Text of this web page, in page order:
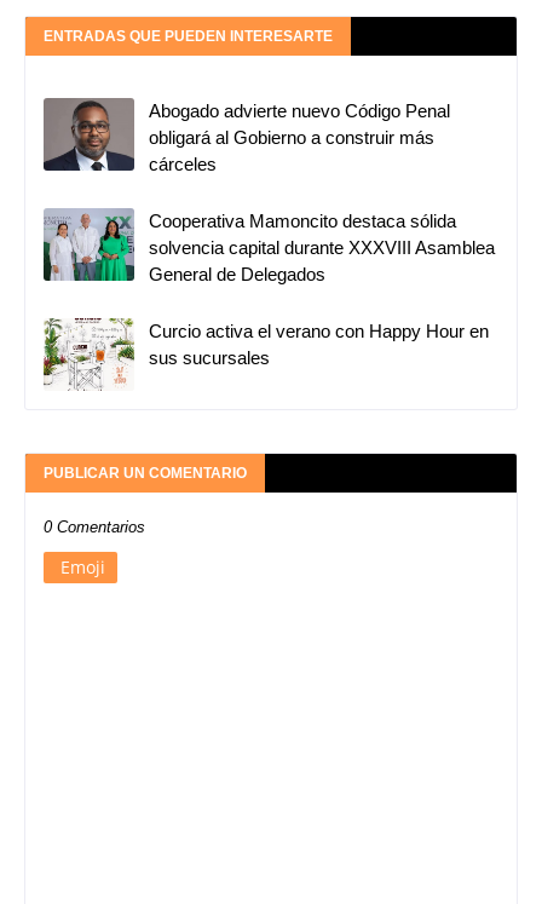
ENTRADAS QUE PUEDEN INTERESARTE
Abogado advierte nuevo Código Penal
obligará al Gobierno a construir más
cárceles
Cooperativa Mamoncito destaca sólida
solvencia capital durante XXXVIII Asamblea
General de Delegados
Curcio activa el verano con Happy Hour en
sus sucursales
PUBLICAR UN COMENTARIO
0 Comentarios
Emoji